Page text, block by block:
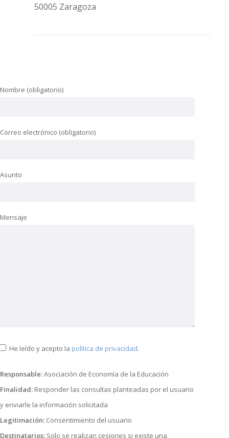
50005 Zaragoza
Nombre (obligatorio)
Correo electrónico (obligatorio)
Asunto
Mensaje
He leído y acepto la política de privacidad.
Responsable:Asociación de Economía de la Educación
Finalidad: Responder las consultas planteadas por el usuario
y enviarle la información solicitada
Legitimación: Consentimiento del usuario
Destinatarios: Solo se realizan cesiones si existe una